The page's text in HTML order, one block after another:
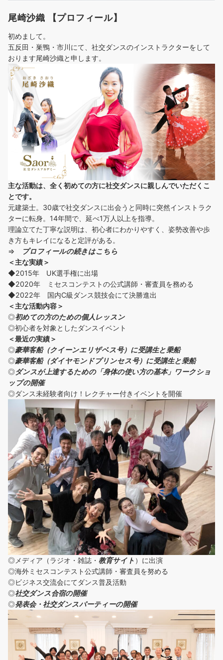
尾崎沙織 【プロフィール】
初めまして。
五反田・巣鴨・市川にて、社交ダンスのインストラクターをして
おります尾崎沙織と申します。
主な活動は、全く初めての方に社交ダンスに親しんでいただくこ
とです。
元建築士。30歳で社交ダンスに出会うと同時に突然インストラク
ターに転身。14年間で、延べ1万人以上を指導。
理論立てた丁寧な説明は、初心者にわかりやすく、姿勢改善や歩
き方もキレイになると定評がある。
⇒
プロフィールの続きはこちら
＜主な実績＞
◆2015年 UK選手権に出場
◆2020年 ミセスコンテストの公式講師・審査員を務める
◆2022年 国内C級ダンス競技会にて決勝進出
＜主な活動内容＞
◎初めての方のための個人レッスン
◎初心者を対象としたダンスイベント
＜最近の実績＞
◎豪華客船（クイーンエリザベス号）に受講生と乗船
◎豪華客船（ダイヤモンドプリンセス号）に受講生と乗船
◎ダンスが上達するための「身体の使い方の基本」ワークショ
ップの開催
◎ダンス未経験者向け！レクチャー付きイベントを開催
◎メディア（ラジオ・雑誌・ 教育サイト ）に出演
◎海外ミセスコンテスト公式講師・審査員を努める
◎ビジネス交流会にてダンス普及活動
◎社交ダンス合宿の開催
◎発表会・社交ダンスパーティーの開催